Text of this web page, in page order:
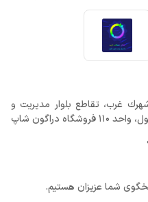
غرب، تقاطع بلوار مدیریت و
دراگون شاپ